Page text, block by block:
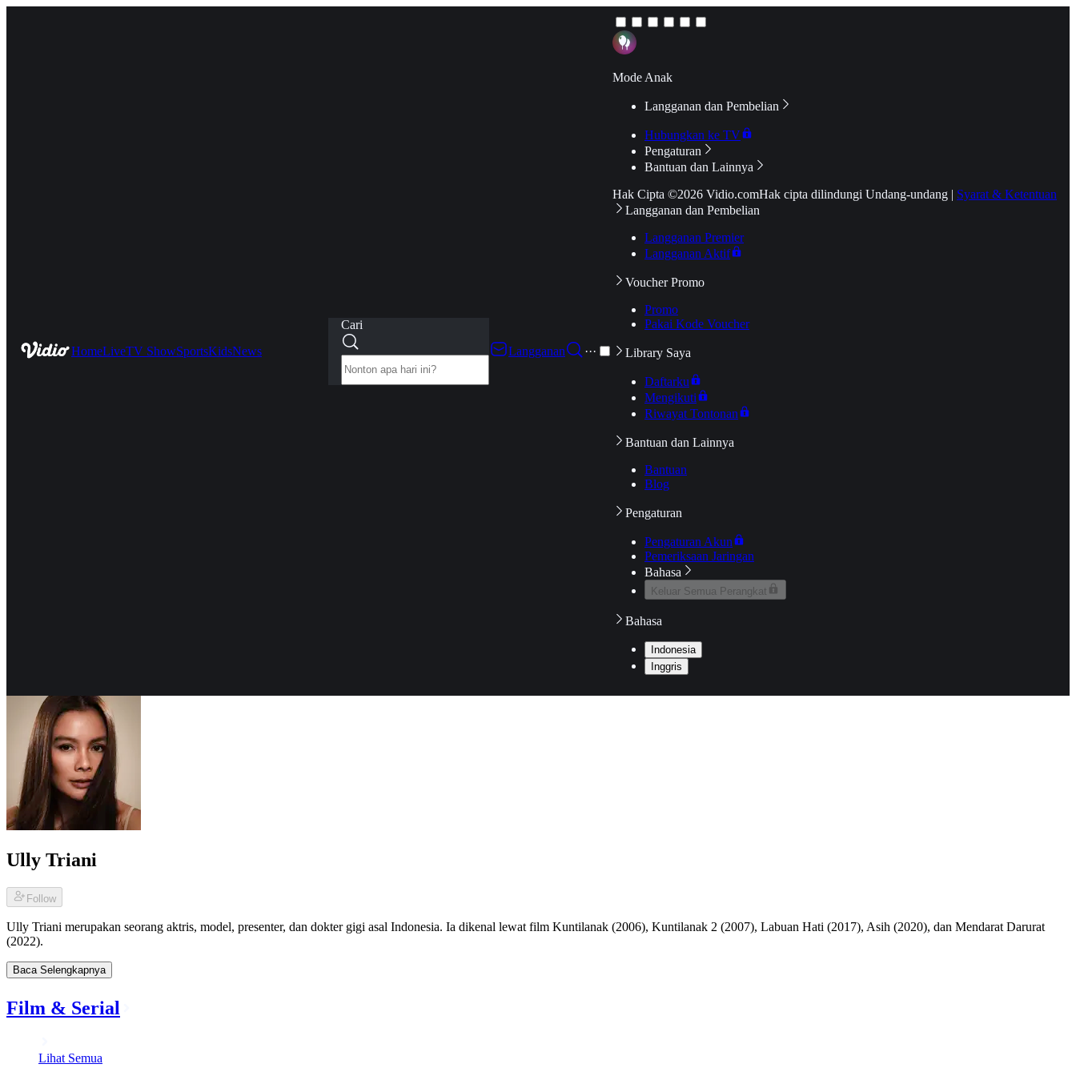
HomeLiveTV ShowSportsKidsNews
Cari
Langganan
···
Mode Anak
Langganan dan Pembelian
Hubungkan ke TV
Pengaturan
Bantuan dan Lainnya
Hak Cipta ©2026 Vidio.comHak cipta dilindungi Undang-undang | Syarat & Ketentuan
Langganan dan Pembelian
Langganan Premier
Langganan Aktif
Voucher Promo
Promo
Pakai Kode Voucher
Library Saya
Daftarku
Mengikuti
Riwayat Tontonan
Bantuan dan Lainnya
Bantuan
Blog
Pengaturan
Pengaturan Akun
Pemeriksaan Jaringan
Bahasa
Keluar Semua Perangkat
Bahasa
Indonesia
Inggris
Ully Triani
Follow
Ully Triani merupakan seorang aktris, model, presenter, dan dokter gigi asal Indonesia. Ia dikenal lewat film Kuntilanak (2006), Kuntilanak 2 (2007), Labuan Hati (2017), Asih (2020), dan Mendarat Darurat
(2022).
Baca Selengkapnya
Film & Serial
Lihat Semua